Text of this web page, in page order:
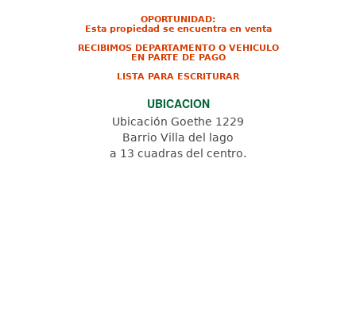
OPORTUNIDAD:
Esta propiedad se encuentra en venta
RECIBIMOS DEPARTAMENTO O VEHICULO
EN PARTE DE PAGO
LISTA PARA ESCRITURAR
UBICACION
Ubicación Goethe 1229
Barrio Villa del lago
a 13 cuadras del centro.